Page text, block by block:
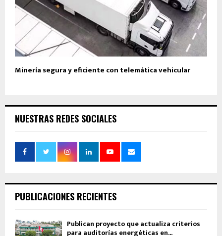
Minería segura y eficiente con telemática vehicular
NUESTRAS REDES SOCIALES
PUBLICACIONES RECIENTES
Publican proyecto que actualiza criterios
para auditorías energéticas en...